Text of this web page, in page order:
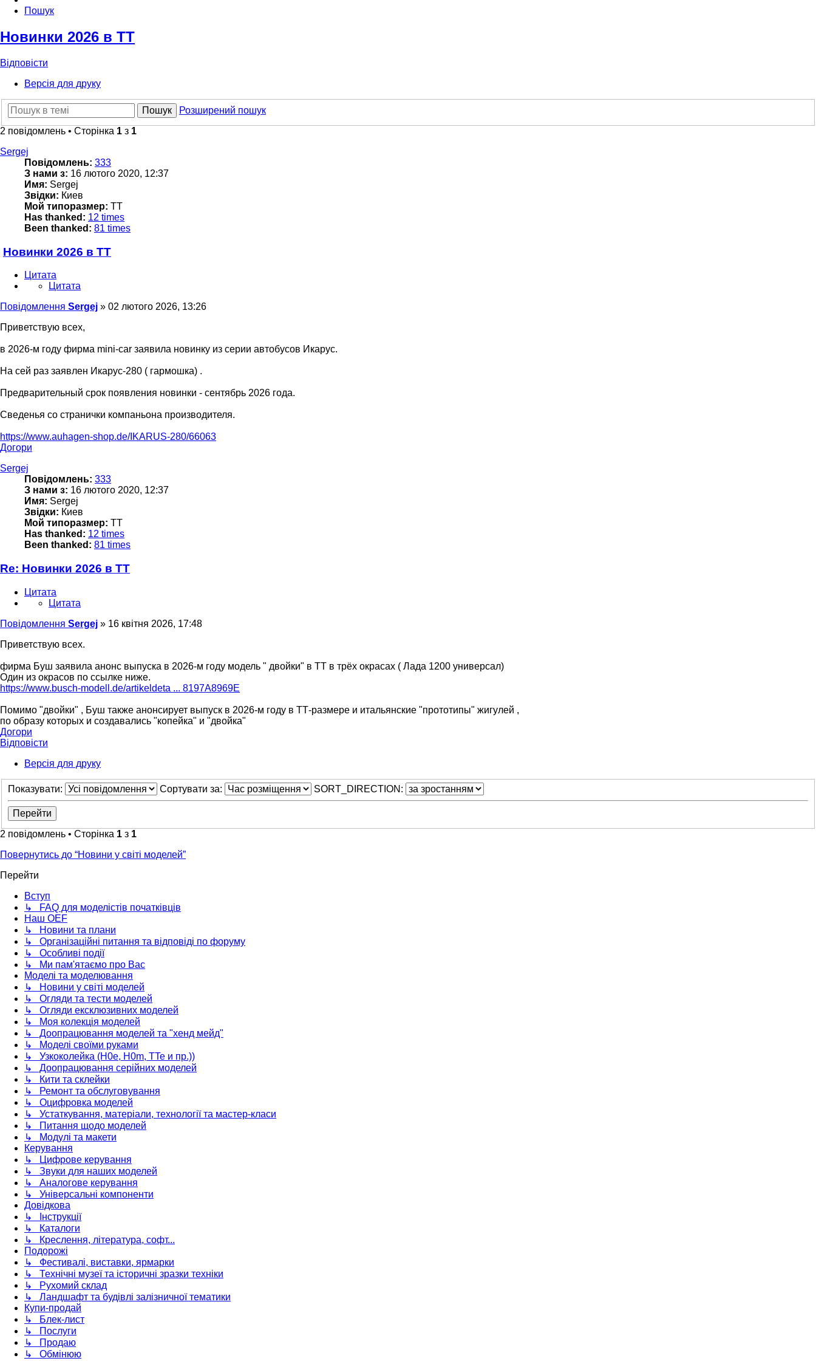
Пошук
Новинки 2026 в ТТ
Відповісти
Версія для друку
Пошук
Розширений пошук
2 повідомлень • Сторінка 1 з 1
Sergej
Повідомлень: 333
З нами з: 16 лютого 2020, 12:37
Имя: Sergej
Звідки: Киев
Мой типоразмер: TT
Has thanked: 12 times
Been thanked: 81 times
Новинки 2026 в ТТ
Цитата
Цитата
Повідомлення Sergej » 02 лютого 2026, 13:26
Приветствую всех,
в 2026-м году фирма mini-car заявила новинку из серии автобусов Икарус.
На сей раз заявлен Икарус-280 ( гармошка) .
Предварительный срок появления новинки - сентябрь 2026 года.
Сведенья со странички компаньона производителя.
https://www.auhagen-shop.de/IKARUS-280/66063
Догори
Sergej
Повідомлень: 333
З нами з: 16 лютого 2020, 12:37
Имя: Sergej
Звідки: Киев
Мой типоразмер: TT
Has thanked: 12 times
Been thanked: 81 times
Re: Новинки 2026 в ТТ
Цитата
Цитата
Повідомлення Sergej » 16 квітня 2026, 17:48
Приветствую всех.
фирма Буш заявила анонс выпуска в 2026-м году модель " двойки" в ТТ в трёх окрасах ( Лада 1200 универсал)
Один из окрасов по ссылке ниже.
https://www.busch-modell.de/artikeldeta ... 8197A8969E
Помимо "двойки" , Буш также анонсирует выпуск в 2026-м году в ТТ-размере и итальянские "прототипы" жигулей ,
по образу которых и создавались "копейка" и "двойка"
Догори
Відповісти
Версія для друку
Показувати: Сортувати за: SORT_DIRECTION:
2 повідомлень • Сторінка 1 з 1
Повернутись до “Новини у світі моделей”
Перейти
Вступ
↳ FAQ для моделістів початківців
Наш OEF
↳ Новини та плани
↳ Організаційні питання та відповіді по форуму
↳ Особливі події
↳ Ми пам'ятаємо про Вас
Моделі та моделювання
↳ Новини у світі моделей
↳ Огляди та тести моделей
↳ Огляди ексклюзивних моделей
↳ Моя колекція моделей
↳ Доопрацювання моделей та "хенд мейд"
↳ Моделі своїми руками
↳ Узкоколейка (H0e, H0m, TTe и пр.))
↳ Доопрацювання серійних моделей
↳ Кити та склейки
↳ Ремонт та обслуговування
↳ Оцифровка моделей
↳ Устаткування, матеріали, технології та мастер-класи
↳ Питання щодо моделей
↳ Модулі та макети
Керування
↳ Цифрове керування
↳ Звуки для наших моделей
↳ Аналогове керування
↳ Універсальні компоненти
Довідкова
↳ Інструкції
↳ Каталоги
↳ Креслення, література, софт...
Подорожі
↳ Фестивалі, виставки, ярмарки
↳ Технічні музеї та історичні зразки техніки
↳ Рухомий склад
↳ Ландшафт та будівлі залізничної тематики
Купи-продай
↳ Блек-лист
↳ Послуги
↳ Продаю
↳ Обмінюю